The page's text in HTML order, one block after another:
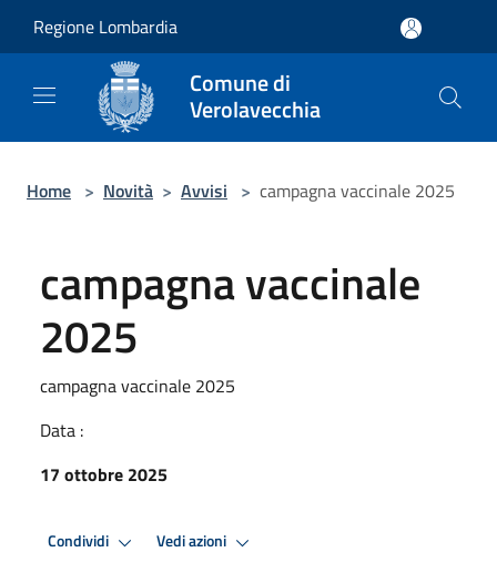
Regione Lombardia
Comune di
Verolavecchia
Home > Novità > Avvisi > campagna vaccinale 2025
campagna vaccinale
2025
campagna vaccinale 2025
Data :
17 ottobre 2025
Condividi Vedi azioni